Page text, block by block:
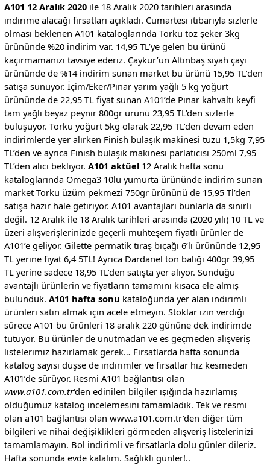
A101 12 Aralık 2020ile 18 Aralık 2020 tarihleri arasında
indirime alacağı fırsatları açıkladı. Cumartesi itibarıyla sizlerle
olması beklenen A101 kataloglarında Torku toz şeker 3kg
ürününde %20 indirim var. 14,95 TL’ye gelen bu ürünü
kaçırmamanızı tavsiye ederiz. Çaykur’un Altınbaş siyah çayı
ürününde de %14 indirim sunan market bu ürünü 15,95 TL’den
satışa sunuyor. İçim/Eker/Pınar yarım yağlı 5 kg yoğurt
ürününde de 22,95 TL fiyat sunan A101’de Pınar kahvaltı keyfi
tam yağlı beyaz peynir 800gr ürünü 23,95 TL’den sizlerle
buluşuyor. Torku yoğurt 5kg olarak 22,95 TL’den devam eden
indirimlerde yer alırken Finish bulaşık makinesi tuzu 1,5kg 7,95
TL’den ve ayrıca Finish bulaşık makinesi parlatıcısı 250ml 7,95
TL’den alıcı bekliyor. A101 aktüel12 Aralık hafta sonu
kataloglarında Omega3 10lu yumurta ürününde indirim sunan
market Torku üzüm pekmezi 750gr ürününü de 15,95 Tl’den
satışa hazır hale getiriyor. A101 avantajları bunlarla da sınırlı
değil. 12 Aralık ile 18 Aralık tarihleri arasında (2020 yılı) 10 TL ve
üzeri alışverişlerinizde geçerli muhteşem fiyatlı ürünler de
A101’e geliyor. Gilette permatik tıraş bıçağı 6’lı ürününde 12,95
TL yerine fiyat 6,4 5TL! Ayrıca Dardanel ton balığı 400gr 39,95
TL yerine sadece 18,95 TL’den satışta yer alıyor. Sunduğu
avantajlı ürünlerin ve fiyatların tamamını kısaca ele almış
bulunduk. A101 hafta sonu kataloğunda yer alan indirimli
ürünleri satın almak için acele etmeyin. Stoklar izin verdiği
sürece A101 bu ürünleri 18 aralık 220 gününe dek indirimde
tutuyor. Bu ürünler de unutmadan ve es geçmeden alışveriş
listelerimiz hazırlamak gerek… Fırsatlarda hafta sonunda
katalog sayısı düşse de indirimler ve fırsatlar hız kesmeden
A101’de sürüyor. Resmi A101 bağlantısı olan
www.a101.com.tr‘den edinilen bilgiler ışığında hazırlamış
olduğumuz katalog incelemesini tamamladık. Tek ve resmi
olan a101 bağlantısı olan www.a101.com.tr’den diğer tüm
bilgileri ve nihai değişiklikleri görmeden alışveriş listelerinizi
tamamlamayın. Bol indirimli ve fırsatlarla dolu günler dileriz.
Hafta sonunda evde kalalım. Sağlıklı günler!..